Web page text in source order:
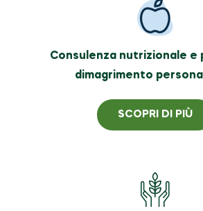
Consulenza nutrizionale e
dimagrimento
SCOPRI DI PIÙ